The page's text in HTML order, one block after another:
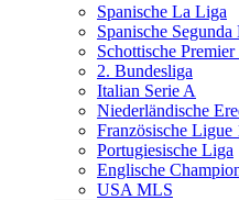
Spanische La Liga
Spanische
Schottische
2. Bundesliga
Italian Serie A
Niederländische
Französische Ligue
Portugiesische Liga
Englische
USA MLS